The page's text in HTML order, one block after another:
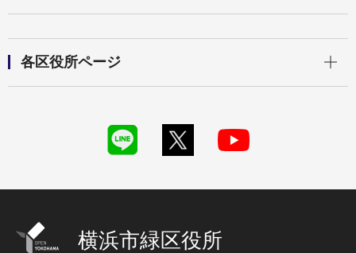
各区役所ページ
横浜市緑区役所